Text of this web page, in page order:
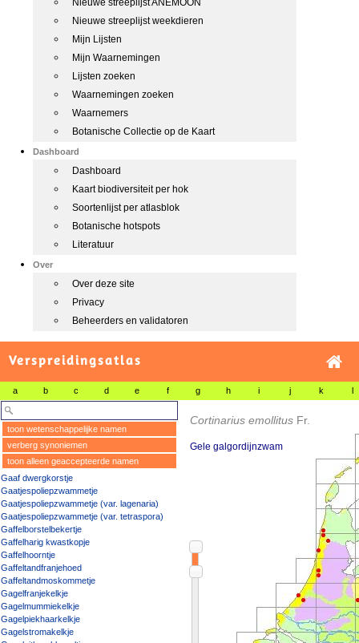
Nieuwe streeplijst ANEMOON
Nieuwe streeplijst weekdieren
Mijn Lijsten
Mijn Waarnemingen
Lijsten zoeken
Waarnemingen zoeken
Waarnemers
Botanische Collectie op de Kaart
Dashboard
Dashboard
Kaart biodiversiteit per hok
Soortenlijst per atlasblok
Botanische hotspots
Literatuur
Over
Over deze site
Privacy
Beheerders en validatoren
Verspreidingsatlas
a b c d e f g h i j k l
toon wetenschappelijke namen
verberg synoniemen
toon alleen geaccepteerde namen
Gaaf dwergkorstje
Gaatjespoliepzwammetje
Gaatjespoliepzwammetje (var. lagenaria)
Gaatjespoliepzwammetje (var. tetraspora)
Gaffelborstelbekertje
Gaffelharig kwastkopje
Gaffelhoorntje
Gaffeltandfranjehoed
Gaffeltandmoskommetje
Gagelfranjekelkje
Gagelmummiekelkje
Gagelpiekhaarkelkje
Gagelstromakelkje
Cortinarius emollitus Fr.
Gele galgordijnzwam